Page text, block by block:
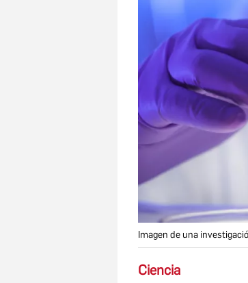
Imagen de una
Ciencia